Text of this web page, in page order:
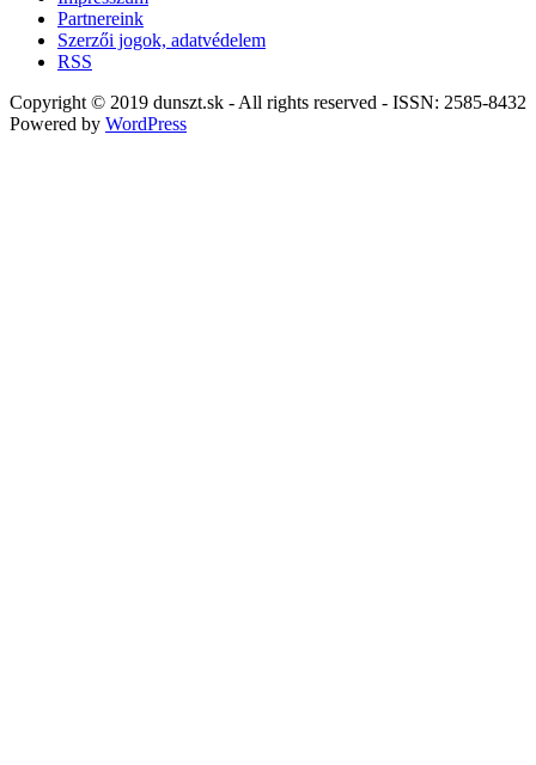
Partnereink
Szerzői jogok, adatvédelem
RSS
Copyright © 2019 dunszt.sk - All rights reserved - ISSN: 2585-8432
Powered by WordPress